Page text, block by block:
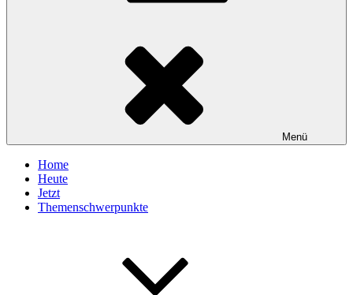
Menü
Home
Heute
Jetzt
Themenschwerpunkte